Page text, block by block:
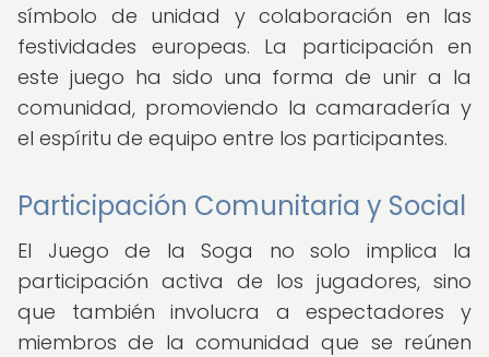
símbolo de unidad y colaboración en las
festividades europeas. La participación en
este juego ha sido una forma de unir a la
comunidad, promoviendo la camaradería y
el espíritu de equipo entre los participantes.
Participación Comunitaria y Social
El Juego de la Soga no solo implica la
participación activa de los jugadores, sino
que también involucra a espectadores y
miembros de la comunidad que se reúnen